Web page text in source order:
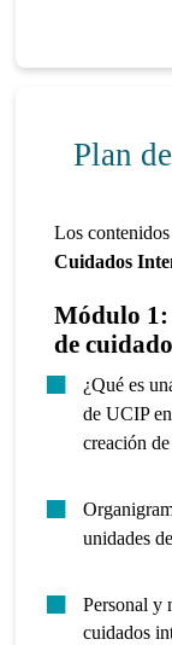
Plan
Los
Cuidados
Módulo 1:
de
¿Qué es
de UCIP
creación
unidades
Personal y
cuidados